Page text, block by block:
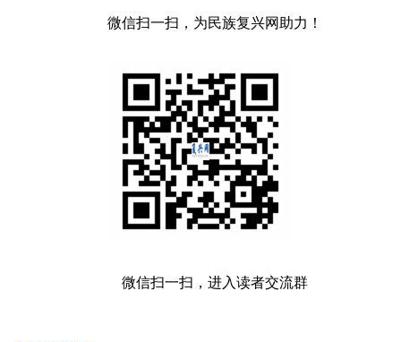
微信扫一扫，为民族复兴网助力！
微信扫一扫，进入读者交流群